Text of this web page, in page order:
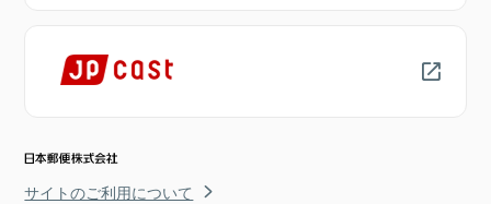
サイトのご利用について